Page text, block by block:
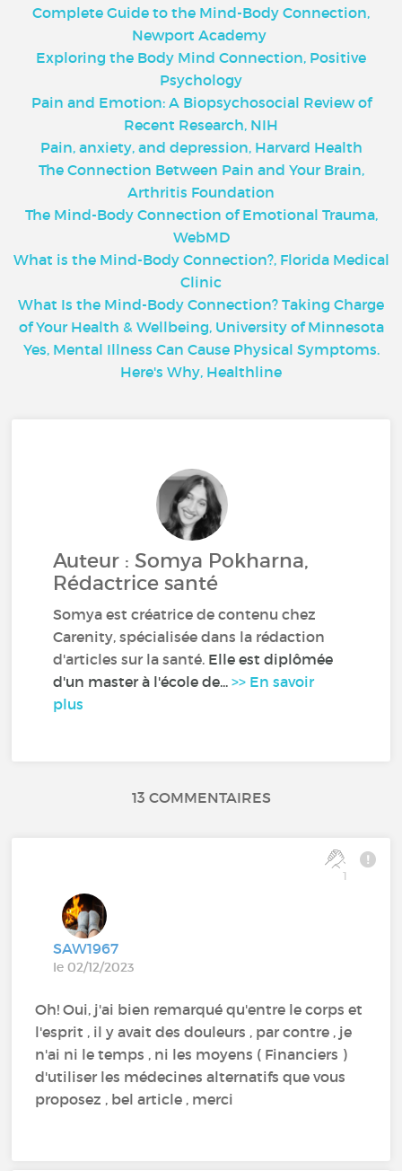
Complete Guide to the Mind-Body Connection,
Newport Academy
Exploring the Body Mind Connection, Positive
Psychology
Pain and Emotion: A Biopsychosocial Review of
Recent Research, NIH
Pain, anxiety, and depression, Harvard Health
The Connection Between Pain and Your Brain,
Arthritis Foundation
The Mind-Body Connection of Emotional Trauma,
WebMD
What is the Mind-Body Connection?, Florida Medical
Clinic
What Is the Mind-Body Connection? Taking Charge
of Your Health & Wellbeing, University of Minnesota
Yes, Mental Illness Can Cause Physical Symptoms.
Here's Why, Healthline
Auteur : Somya Pokharna,
Rédactrice santé
Somya est créatrice de contenu chez
Carenity, spécialisée dans la rédaction
d'articles sur la santé. Elle est diplômée
d'un master à l'école de...>> En savoir
plus
13 COMMENTAIRES
1
SAW1967
le 02/12/2023
Oh! Oui, j'ai bien remarqué qu'entre le corps et
l'esprit , il y avait des douleurs , par contre , je
n'ai ni le temps , ni les moyens ( Financiers )
d'utiliser les médecines alternatifs que vous
proposez , bel article , merci